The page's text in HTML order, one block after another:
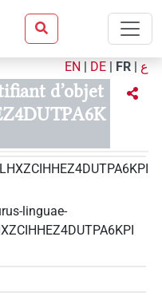
EN | DE | FR | ع
d’objet
linguae-